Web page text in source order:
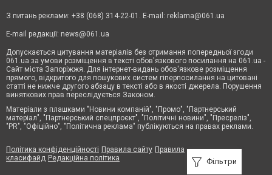
Фільтри
З питань реклами: +38 (068) 314-22-01. E-mail: reklama@061.ua
E-mail редакції: news@061.ua
Допускається цитування матеріалів без отримання попередньої згоди
061.ua за умови розміщення в тексті обов'язкового посилання на 061.ua -
Сайт міста Запоріжжя. Для інтернет-видань обов'язкове розміщення
прямого, відкритого для пошукових систем гіперпосилання на цитовані
статті не нижче другого абзацу в тексті або в якості джерела. Порушення
виняткових прав переслідується Законом.
Матеріали з плашками "Новини компаній", "Промо", "Партнерський
матеріал", "Партнерський спецпроєкт", "Політичні новини", "Пресреліз",
"PR", "Офіційно", "Політична реклама" публікуються на правах реклами.
Політика конфіденційності Правила сайту Правила
класифайд Редакційна політика